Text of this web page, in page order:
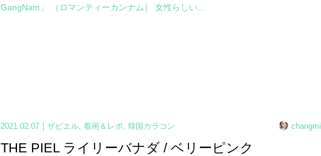
GangNam」 （ロマンティーカンナム） 女性らしい...
2021.02.07 ザピエル ,着画＆レポ ,韓国カラコン changmi
THE PIEL ライリーバナダ / ベリーピンク